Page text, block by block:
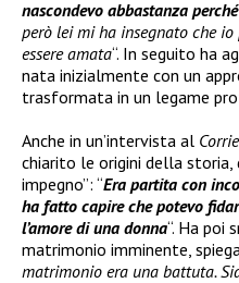
nascondevo abbastanza
però lei mi ha insegnato che
essere amata“. In seguito ha
nata inizialmente con un
trasformata in un legame
Anche in un’intervista al
chiarito le origini della storia,
impegno”: “Era partita con
ha fatto capire che potevo
l’amore di una donna“. Ha poi
matrimonio imminente,
matrimonio era una battuta.